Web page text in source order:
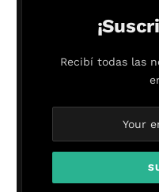
Recibí todas las